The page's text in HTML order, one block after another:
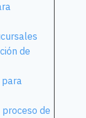
de
para
de